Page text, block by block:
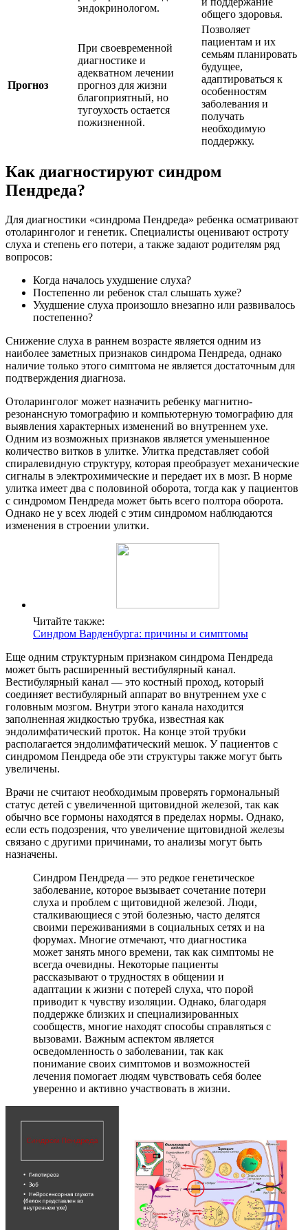
эндокринологом.
общего здоровья.
Прогноз
При своевременной
диагностике и
адекватном лечении
прогноз для жизни
благоприятный, но
тугоухость остается
пожизненной.
Позволяет
пациентам и их
семьям планировать
будущее,
адаптироваться к
особенностям
заболевания и
получать
необходимую
поддержку.
Как диагностируют синдром
Пендреда?
Для диагностики «синдрома Пендреда» ребенка осматривают
отоларинголог и генетик. Специалисты оценивают остроту
слуха и степень его потери, а также задают родителям ряд
вопросов:
Когда началось ухудшение слуха?
Постепенно ли ребенок стал слышать хуже?
Ухудшение слуха произошло внезапно или развивалось
постепенно?
Снижение слуха в раннем возрасте является одним из
наиболее заметных признаков синдрома Пендреда, однако
наличие только этого симптома не является достаточным для
подтверждения диагноза.
Отоларинголог может назначить ребенку магнитно-
резонансную томографию и компьютерную томографию для
выявления характерных изменений во внутреннем ухе.
Одним из возможных признаков является уменьшенное
количество витков в улитке. Улитка представляет собой
спиралевидную структуру, которая преобразует механические
сигналы в электрохимические и передает их в мозг. В норме
улитка имеет два с половиной оборота, тогда как у пациентов
с синдромом Пендреда может быть всего полтора оборота.
Однако не у всех людей с этим синдромом наблюдаются
изменения в строении улитки.
Читайте также:
Синдром Варденбурга: причины и симптомы
Еще одним структурным признаком синдрома Пендреда
может быть расширенный вестибулярный канал.
Вестибулярный канал — это костный проход, который
соединяет вестибулярный аппарат во внутреннем ухе с
головным мозгом. Внутри этого канала находится
заполненная жидкостью трубка, известная как
эндолимфатический проток. На конце этой трубки
располагается эндолимфатический мешок. У пациентов с
синдромом Пендреда обе эти структуры также могут быть
увеличены.
Врачи не считают необходимым проверять гормональный
статус детей с увеличенной щитовидной железой, так как
обычно все гормоны находятся в пределах нормы. Однако,
если есть подозрения, что увеличение щитовидной железы
связано с другими причинами, то анализы могут быть
назначены.
Синдром Пендреда — это редкое генетическое
заболевание, которое вызывает сочетание потери
слуха и проблем с щитовидной железой. Люди,
сталкивающиеся с этой болезнью, часто делятся
своими переживаниями в социальных сетях и на
форумах. Многие отмечают, что диагностика
может занять много времени, так как симптомы не
всегда очевидны. Некоторые пациенты
рассказывают о трудностях в общении и
адаптации к жизни с потерей слуха, что порой
приводит к чувству изоляции. Однако, благодаря
поддержке близких и специализированных
сообществ, многие находят способы справляться с
вызовами. Важным аспектом является
осведомленность о заболевании, так как
понимание своих симптомов и возможностей
лечения помогает людям чувствовать себя более
уверенно и активно участвовать в жизни.